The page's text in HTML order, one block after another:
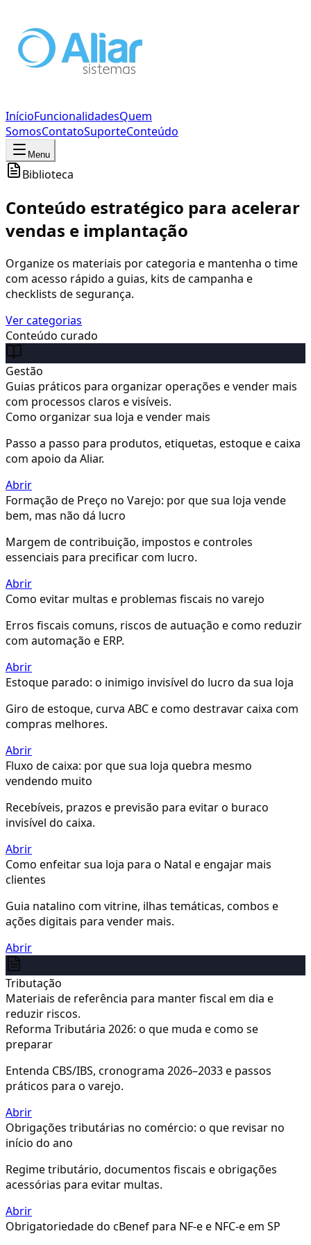
InícioFuncionalidadesQuem
SomosContatoSuporteConteúdo
Menu
Biblioteca
Conteúdo estratégico para acelerar
vendas e implantação
Organize os materiais por categoria e mantenha o time
com acesso rápido a guias, kits de campanha e
checklists de segurança.
Ver categorias
Conteúdo curado
Gestão
Guias práticos para organizar operações e vender mais
com processos claros e visíveis.
Como organizar sua loja e vender mais
Passo a passo para produtos, etiquetas, estoque e caixa
com apoio da Aliar.
Abrir
Formação de Preço no Varejo: por que sua loja vende
bem, mas não dá lucro
Margem de contribuição, impostos e controles
essenciais para precificar com lucro.
Abrir
Como evitar multas e problemas fiscais no varejo
Erros fiscais comuns, riscos de autuação e como reduzir
com automação e ERP.
Abrir
Estoque parado: o inimigo invisível do lucro da sua loja
Giro de estoque, curva ABC e como destravar caixa com
compras melhores.
Abrir
Fluxo de caixa: por que sua loja quebra mesmo
vendendo muito
Recebíveis, prazos e previsão para evitar o buraco
invisível do caixa.
Abrir
Como enfeitar sua loja para o Natal e engajar mais
clientes
Guia natalino com vitrine, ilhas temáticas, combos e
ações digitais para vender mais.
Abrir
Tributação
Materiais de referência para manter fiscal em dia e
reduzir riscos.
Reforma Tributária 2026: o que muda e como se
preparar
Entenda CBS/IBS, cronograma 2026–2033 e passos
práticos para o varejo.
Abrir
Obrigações tributárias no comércio: o que revisar no
início do ano
Regime tributário, documentos fiscais e obrigações
acessórias para evitar multas.
Abrir
Obrigatoriedade do cBenef para NF-e e NFC-e em SP